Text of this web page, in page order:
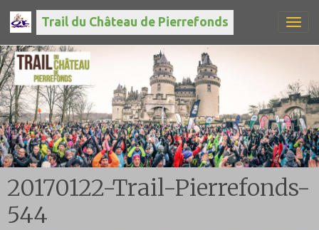
Trail du Château de Pierrefonds
20170122-Trail-Pierrefonds-
544